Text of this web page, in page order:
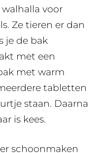
voor
Ze tieren er dan
je de bak
met een
met warm
tabletten
staan. Daarna
is kees.